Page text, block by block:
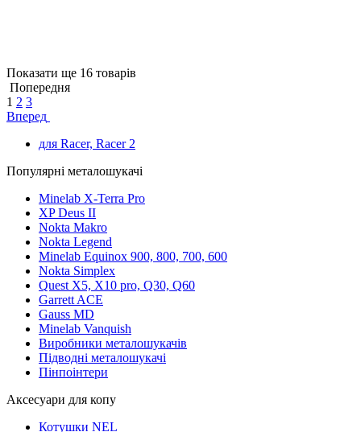
Показати ще 16 товарів
Попередня
1 2 3
Вперед
для Racer, Racer 2
Популярні металошукачі
Minelab X-Terra Pro
XP Deus II
Nokta Makro
Nokta Legend
Minelab Equinox 900, 800, 700, 600
Nokta Simplex
Quest X5, X10 pro, Q30, Q60
Garrett ACE
Gauss MD
Minelab Vanquish
Виробники металошукачів
Підводні металошукачі
Пінпоінтери
Аксесуари для копу
Котушки NEL